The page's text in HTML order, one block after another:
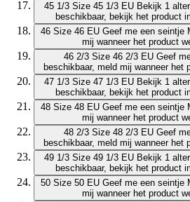
45 1/3 Size 45 1/3 EU Bekijk 1
beschikbaar, bekijk het product
46 Size 46 EU Geef me een seintje
mij wanneer het product
46 2/3 Size 46 2/3 EU Geef
beschikbaar, meld mij wanneer het
47 1/3 Size 47 1/3 EU Bekijk 1
beschikbaar, bekijk het product
48 Size 48 EU Geef me een seintje
mij wanneer het product
48 2/3 Size 48 2/3 EU Geef
beschikbaar, meld mij wanneer het
49 1/3 Size 49 1/3 EU Bekijk 1
beschikbaar, bekijk het product
50 Size 50 EU Geef me een seintje
mij wanneer het product